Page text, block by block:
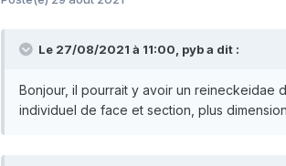
Le 27/08/2021 à 11:00, pyba dit :
Bonjour, il pourrait y avoir un reineckeidae
individuel de face et section, plus